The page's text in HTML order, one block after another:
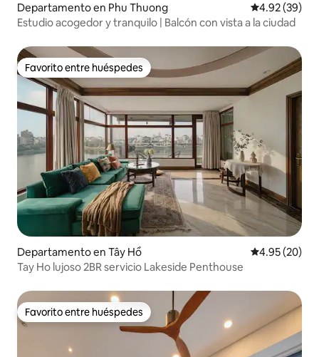
Departamento en Phu Thuong Calificación
4.92 (39)
Estudio acogedor y tranquilo | Balcón con vista a la ciudad
Favorito entre huéspedes
Favorito entre huéspedes
Departamento en Tây Hồ Calificación
4.95 (20)
Tay Ho lujoso 2BR servicio Lakeside Penthouse
Favorito entre huéspedes
Favorito entre huéspedes